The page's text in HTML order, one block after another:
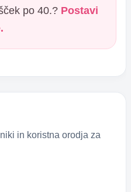
po 40.? Postavi
in koristna orodja za